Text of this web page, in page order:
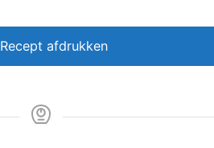
Recept afdrukken